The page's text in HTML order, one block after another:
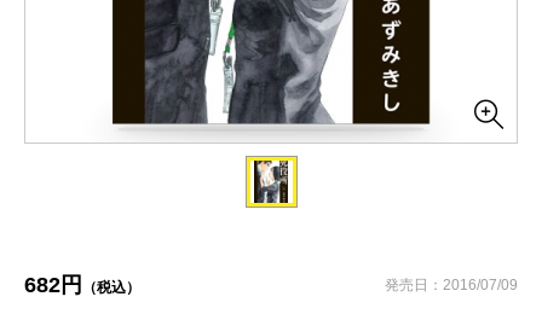
682円 （税込） 発売日：2016/07/09